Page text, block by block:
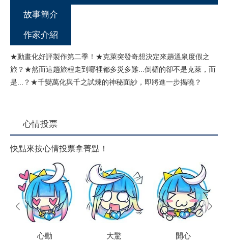
故事簡介
作家介紹
★動畫化好評製作第二季！★克萊突發奇想決定來趟溫泉度假之
旅？★然而這趟旅程走到哪裡都多災多難...倒楣的卻不是克萊，而
是...？★千變萬化與千之試煉的神秘面紗，即將進一步揭曉？
心情投票
快點來按心情投票拿菁點！
心動
大驚
開心
prev next